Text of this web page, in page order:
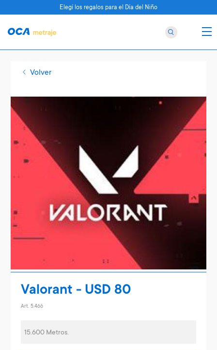
Volver
Valorant - USD 80
Art. 5.466
15.600 Metros.
Elegí los regalos para el Día del Niño